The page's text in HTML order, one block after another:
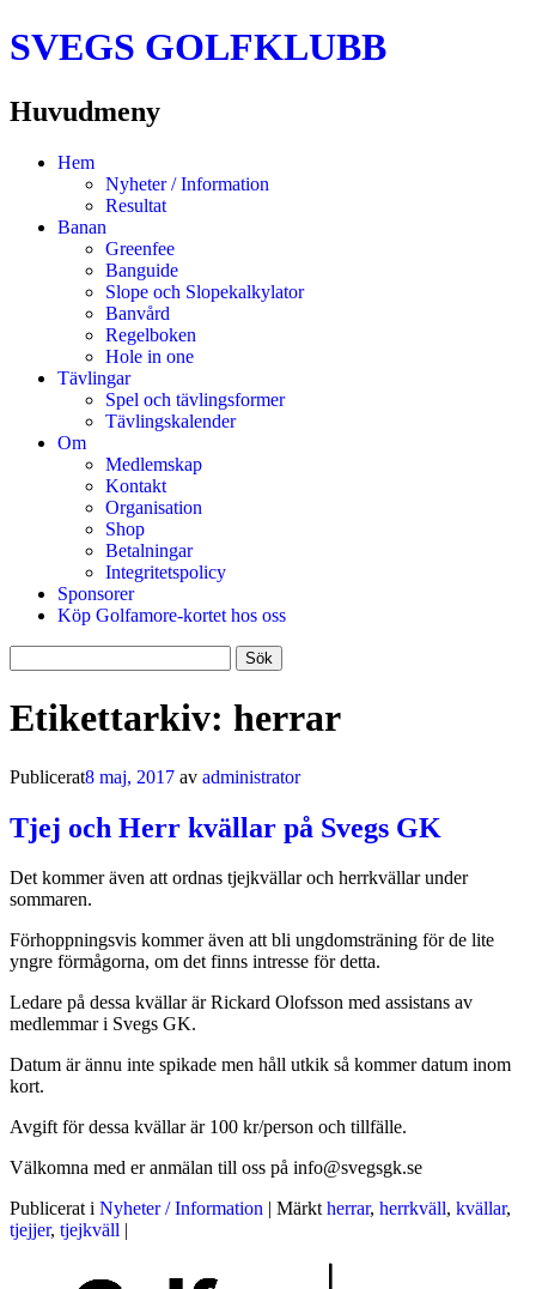
SVEGS GOLFKLUBB
Huvudmeny
HoppaHem
Nyheter / Information
Resultat
Banan
Greenfee
Banguide
Slope och Slopekalkylator
Banvård
Regelboken
Hole in one
Tävlingar
Spel och tävlingsformer
Tävlingskalender
Om
Medlemskap
Kontakt
Organisation
Shop
Betalningar
Integritetspolicy
Sponsorer
Köp Golfamore-kortet hos oss
efter:
Etikettarkiv: herrar
Publicerat8 maj, 2017 av administrator
Tjej och Herr kvällar på Svegs GK
Det kommer även att ordnas tjejkvällar och herrkvällar under
sommaren.
Förhoppningsvis kommer även att bli ungdomsträning för de lite
yngre förmågorna, om det finns intresse för detta.
Ledare på dessa kvällar är Rickard Olofsson med assistans av
medlemmar i Svegs GK.
Datum är ännu inte spikade men håll utkik så kommer datum inom
kort.
Avgift för dessa kvällar är 100 kr/person och tillfälle.
Välkomna med er anmälan till oss på info@svegsgk.se
Publicerat i Nyheter / Information Märktherrar, herrkväll, kvällar,
tjejjer, tjejkväll